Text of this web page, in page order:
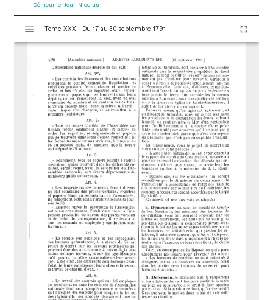
Démeunier Jean Nicolas
s
Tome XXXI - Du 17 au 30 septembre 1791